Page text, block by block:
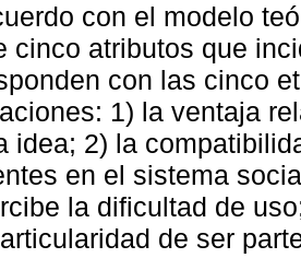
con el modelo
cinco atributos que
con las cinco
1) la ventaja
idea; 2) la
en el sistema
la dificultad de
de ser